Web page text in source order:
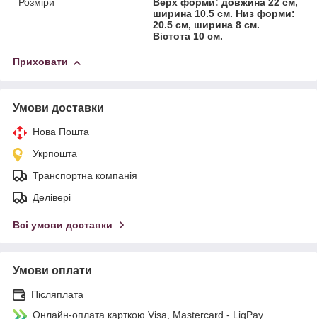
Розміри
Верх форми: довжина 22 см,
ширина 10.5 см. Низ форми:
20.5 см, ширина 8 см.
Вістота 10 см.
Приховати
Умови доставки
Нова Пошта
Укрпошта
Транспортна компанія
Делівері
Всі умови доставки
Умови оплати
Післяплата
Онлайн-оплата карткою Visa, Mastercard - LiqPay